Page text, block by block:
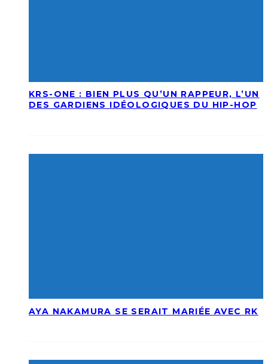
KRS-ONE : BIEN PLUS QU’UN RAPPEUR, L’UN
DES GARDIENS IDÉOLOGIQUES DU HIP-HOP
AYA NAKAMURA SE SERAIT MARIÉE AVEC RK